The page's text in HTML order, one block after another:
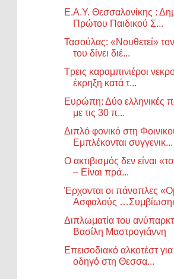
Ε.Α.Υ. Θεσσαλονίκης :
Πρώτου Παιδικού Σ...
Τασούλας: «Νουθετεί»
του δίνει διέ...
Τρεις καραμπινιέροι
έκρηξη κατά τ...
Ευρώπη: Δύο ελληνικές
με τις 30 π...
Διπλό φονικό στη
Εμπλέκονται συγγενικ...
Ο ακτιβισμός δεν είναι
– Είναι πρά...
Έρχονται οι πάνοπλες
Ασφαλούς
Διπλωματία του
Βασίλη Μαστρογιάννη
Επεισοδιακό αλκοτέστ
οδηγό στη Θεσσα...